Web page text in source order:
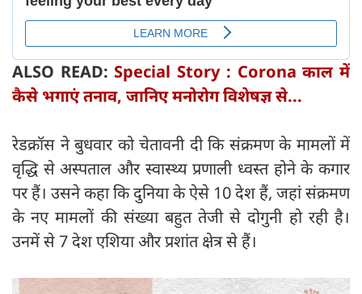
ALSO READ: Special Story : Corona काल में
कैसे भगाएं तनाव, जानिए मनोरोग विशेषज्ञ से...
रेडक्रॉस ने बुधवार को चेतावनी दी कि संक्रमण के मामलों में
वृद्धि से अस्पताल और स्वास्थ्य प्रणाली ध्वस्त होने के कगार
पर हैं। उसने कहा कि दुनिया के ऐसे 10 देश हैं, जहां संक्रमण
के नए मामलों की संख्या बहुत तेजी से दोगुनी हो रही है।
उनमें से 7 देश एशिया और प्रशांत क्षेत्र से हैं।